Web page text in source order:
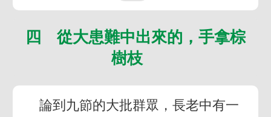
四 從大患難中出來的，手拿棕
樹枝
論到九節的大批群眾，長老中有一